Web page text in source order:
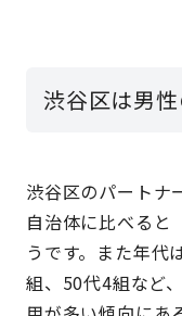
渋谷区は男
渋谷区のパートナ
自治体に比べると
うです。また年
組、50代4組など